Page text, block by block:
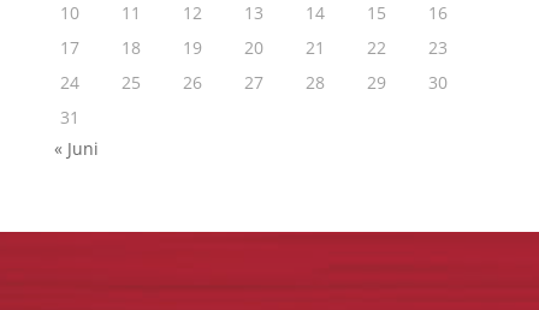
10
11 12 13 14 15
16
17
18 19 20 21 22
23
24
25 26 27 28 29
30
31
« Juni